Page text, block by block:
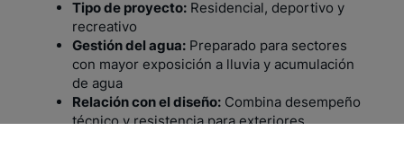
Tipo de proyecto: Residencial, deportivo y
recreativo
Gestión del agua: Preparado para sectores
con mayor exposición a lluvia y acumulación
de agua
Relación con el diseño: Combina desempeño
técnico y resistencia para exteriores